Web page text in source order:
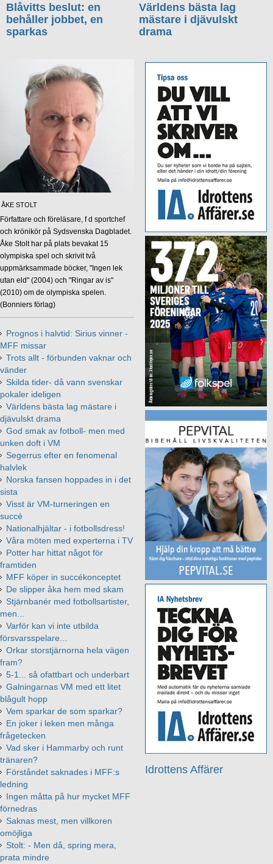
Blåvitts beslut: en
behåller jobbet, en
sparkas
Världens bästa lag
mästare i djävulskt
drama
Idrottens Affärer
ÅKE STOLT
Författare och föreläsare, f d sportchef
och krönikör på Sydsvenska Dagbladet.
Åke Stolt har på plats bevakat 15
olympiska spel och skrivit två
uppmärksammade böcker, "Ingen lek
utan eld" (2004) och "Ringar av is"
(2010) om de olympiska spelen.
(Bonniers förlag)
Prognos i halvtid: Sirius vinner -
MFF missar
Trots allt - förbunden vaknar och
vänder
Skilda tider- då vann svenskar
pokaler ideligen
Världens bästa lag mästare i
djävulskt drama
God smak av fotboll- men med
unken doft i VM
Segerrus efter en fenomenal
halvlek
Norska fansen hoppades in i det
sista
Visst är VM-turneringen en
succé
Nationalhjältar - i fotbollsdress!
Våra möten med experterna i TV
Potter har hittat något för
framtiden
MFF köper in succékonceptet
De slipper åka hem med skam
Stjärnbanér med fotbollsartister,
men...
Varför kan vi inte utbilda
försvarsspelare...
Orkar storstjärnorna hela vägen
fram?
5-1... så ofattbart och underbart
Galningarnas VM med ett litet
blågult hopp
Vem sparkar de som sparkar?
En joker i leken men många
frågetecken
Vad sker i Hammarby och runt
tränaren?
Förståndet saknades i MFF:s
ledning
Ingen måtta på hur mycket MFF
förnedras
Saknas mest, men villkoren
omöjliga
Stolt: - Men då, spring mera,
prata mindre